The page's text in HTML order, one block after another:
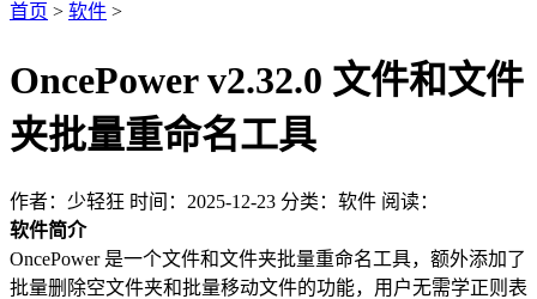
首页 > 软件 >
OncePower v2.32.0 文件和文件
夹批量重命名工具
作者：少轻狂 时间：2025-12-23 分类：软件 阅读：
软件简介
OncePower 是一个文件和文件夹批量重命名工具，额外添加了
批量删除空文件夹和批量移动文件的功能，用户无需学正则表